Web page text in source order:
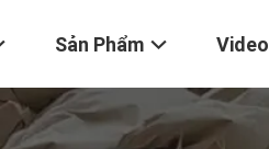
Sản Phẩm Video